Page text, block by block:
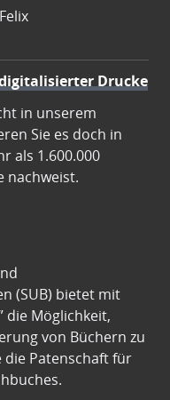
Drucke
in unserem
Sie es doch in
als 1.600.000
nachweist.
(SUB) bietet mit
die Möglichkeit,
von Büchern zu
Patenschaft für